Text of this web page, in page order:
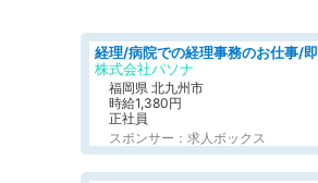
株式会社パソナ
福岡県 北九州市
時給1,380円
正社員
スポンサー：求人ボックス